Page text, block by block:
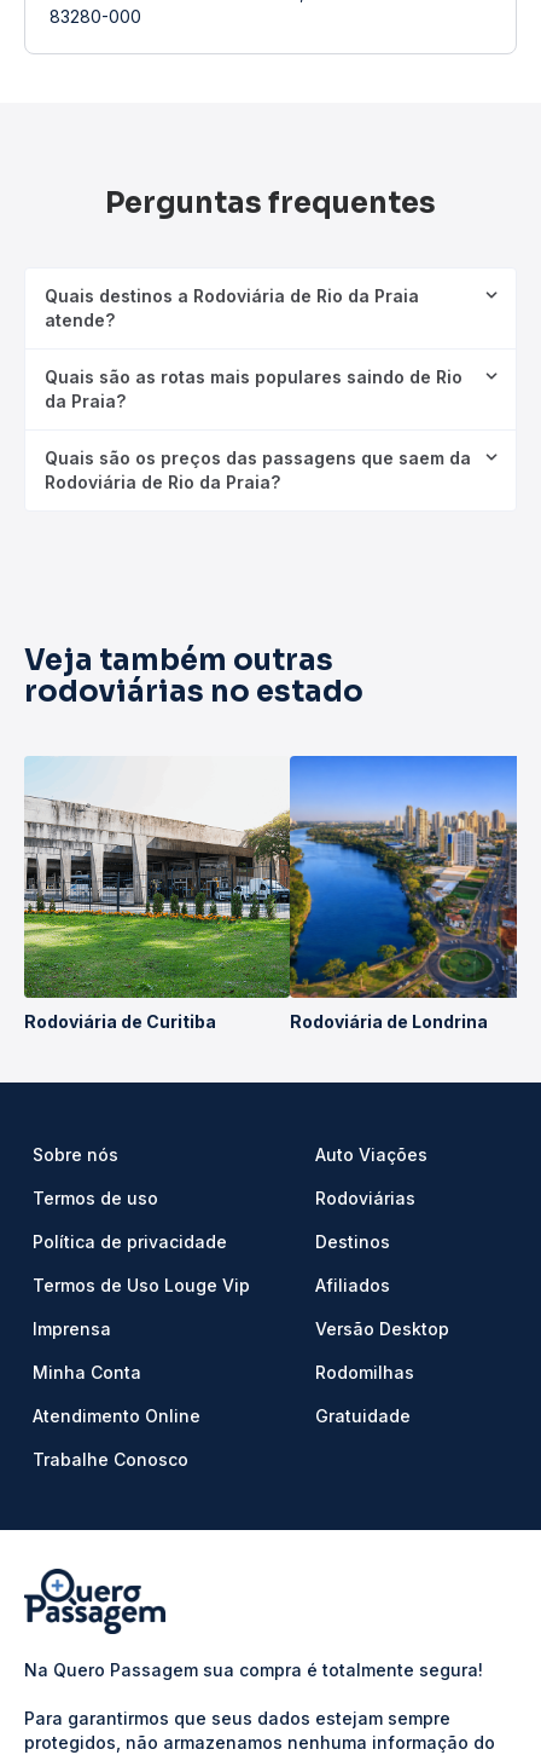
83280-000
Perguntas frequentes
Quais destinos a Rodoviária de Rio da Praia
atende?
Quais são as rotas mais populares saindo de Rio
da Praia?
Quais são os preços das passagens que saem da
Rodoviária de Rio da Praia?
Veja também outras
rodoviárias no estado
Rodoviária de Curitiba Rodoviária de Londrina
Sobre nós
Termos de uso
Política de privacidade
Termos de Uso Louge Vip
Imprensa
Minha Conta
Atendimento Online
Trabalhe Conosco
Auto Viações
Rodoviárias
Destinos
Afiliados
Versão Desktop
Rodomilhas
Gratuidade
Na Quero Passagem sua compra é totalmente segura!
Para garantirmos que seus dados estejam sempre
protegidos, não armazenamos nenhuma informação do